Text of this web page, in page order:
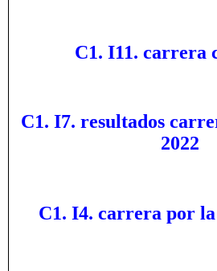
C1. I11. carrera
C1. I7. resultados
2022
C1. I4. carrera por la